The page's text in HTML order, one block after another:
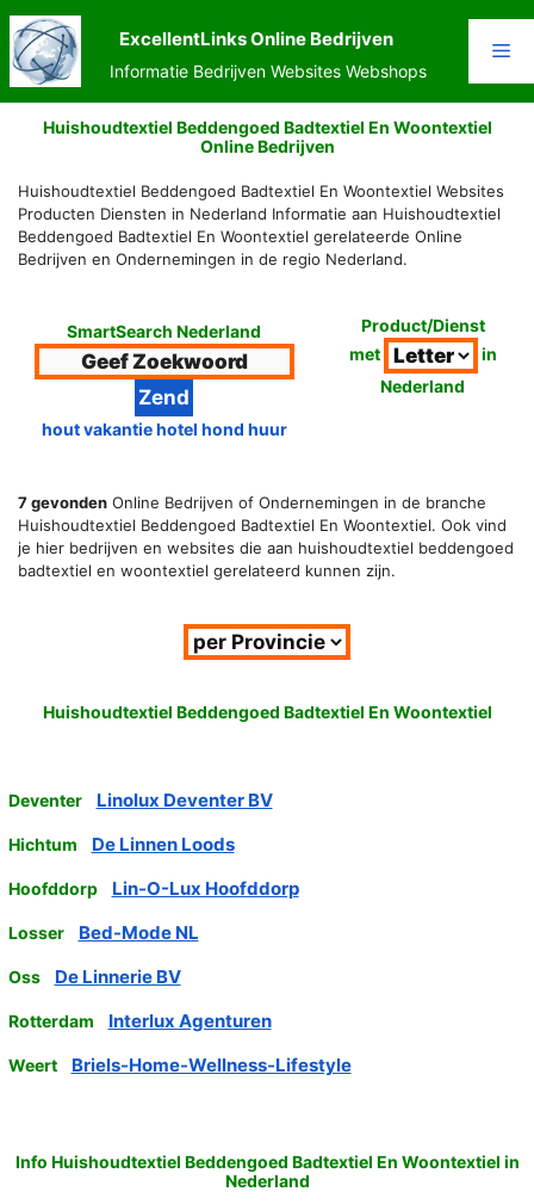
Ga
naar
de
inhoud
ExcellentLinks Online Bedrijven
Informatie Bedrijven Websites Webshops
Huishoudtextiel Beddengoed Badtextiel En Woontextiel
Online Bedrijven
Huishoudtextiel Beddengoed Badtextiel En Woontextiel Websites
Producten Diensten in Nederland Informatie aan Huishoudtextiel
Beddengoed Badtextiel En Woontextiel gerelateerde Online
Bedrijven en Ondernemingen in de regio Nederland.
SmartSearch Nederland
hout vakantie hotel hond huur
Product/Dienst
met
in
Nederland
7 gevonden Online Bedrijven of Ondernemingen in de branche
Huishoudtextiel Beddengoed Badtextiel En Woontextiel. Ook vind
je hier bedrijven en websites die aan huishoudtextiel beddengoed
badtextiel en woontextiel gerelateerd kunnen zijn.
Huishoudtextiel Beddengoed Badtextiel En Woontextiel
Deventer Linolux Deventer BV
Hichtum De Linnen Loods
Hoofddorp Lin-O-Lux Hoofddorp
Losser Bed-Mode NL
Oss De Linnerie BV
Rotterdam Interlux Agenturen
Weert Briels-Home-Wellness-Lifestyle
Info Huishoudtextiel Beddengoed Badtextiel En Woontextiel in
Nederland